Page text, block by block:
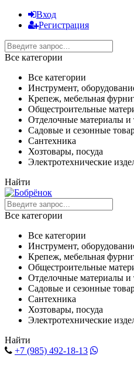
Вход
Регистрация
Все категории
Все категории
Инструмент,
Крепеж, мебельная
Общестроительные
Отделочные материалы и
Садовые и сезонные
Сантехника
Хозтовары, посуда
Электротехнические
Найти
Все категории
Все категории
Инструмент,
Крепеж, мебельная
Общестроительные
Отделочные материалы и
Садовые и сезонные
Сантехника
Хозтовары, посуда
Электротехнические
Найти
+7 (985) 492-18-13